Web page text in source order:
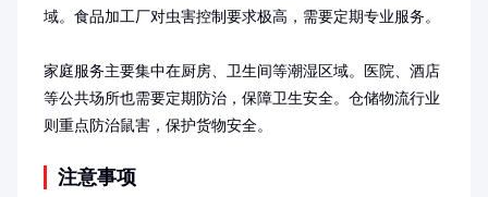
域。食品加工厂对虫害控制要求极高，需要定期专业服务。
家庭服务主要集中在厨房、卫生间等潮湿区域。医院、酒店
等公共场所也需要定期防治，保障卫生安全。仓储物流行业
则重点防治鼠害，保护货物安全。
注意事项